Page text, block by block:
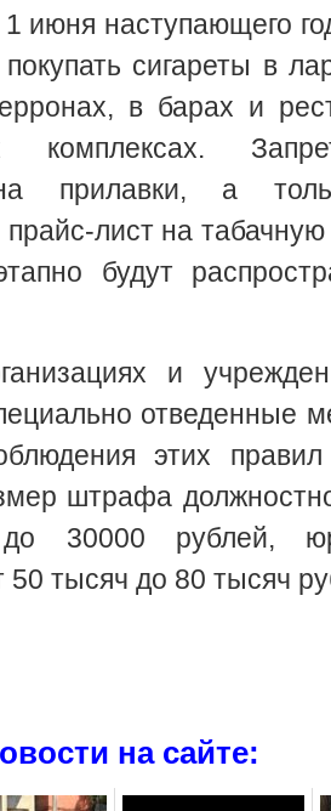
1 июня наступающего
сигареты в
в барах и
комплексах.
прилавки, а
прайс-лист на
будут
и
отведенные
этих
штрафа
30000 рублей,
50 тысяч до 80 тысяч
на сайте: